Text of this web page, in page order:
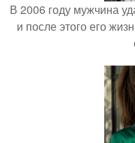
В 2006 году мужчина
и после этого его